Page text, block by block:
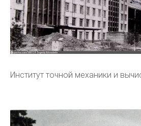
Институт точной механики и